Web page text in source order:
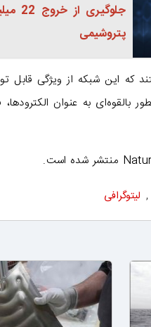
پتروشیمی
که این شبکه از ویژگی قابل
بالقوه‌ای به عنوان
, لیتوگرافی